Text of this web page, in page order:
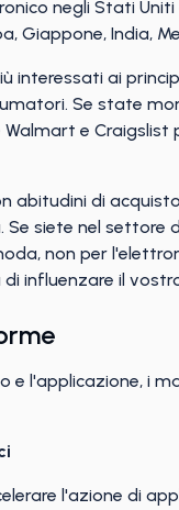
negli Stati
India,
ai
Se state
e
di
siete nel settore
non per
influenzare il
l'applicazione, i
l'azione di